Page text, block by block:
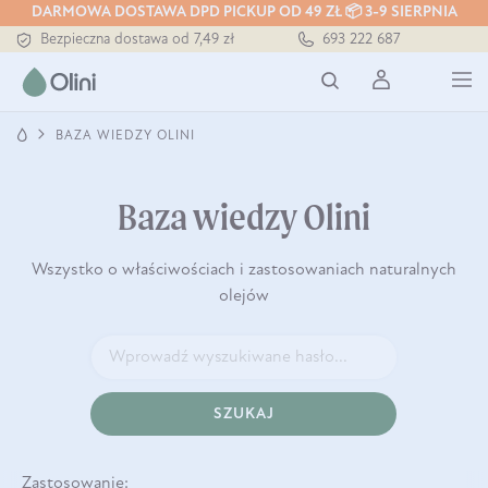
DARMOWA DOSTAWA DPD PICKUP OD 49 ZŁ 📦 3-9 SIERPNIA
Bezpieczna dostawa od 7,49 zł
Darmowa dostawa od 199 zł
Tłoczony zawsze na zimno
693 222 687
BAZA WIEDZY OLINI
Baza wiedzy Olini
Wszystko o właściwościach i zastosowaniach naturalnych
olejów
SZUKAJ
Zastosowanie: